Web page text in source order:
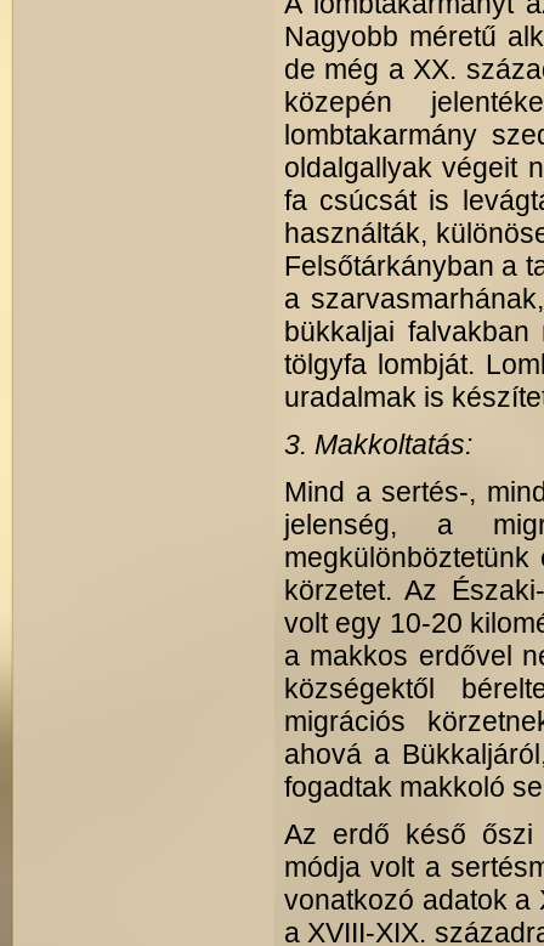
Nagyobb méretű
de még a XX.
közepén
lombtakarmány
oldalgallyak végeit
fa csúcsát is
használták,
Felsőtárkányban a
a
bükkaljai
tölgyfa lombját.
uradalmak is
3. Makkoltatás:
Mind a sertés-,
jelenség, a
körzetet. Az
volt egy 10-20
a makkos erdővel
községektől
migrációs
ahová a
fogadtak makkoló
Az erdő késő őszi
módja volt a
vonatkozó adatok a
a XVIII-XIX.